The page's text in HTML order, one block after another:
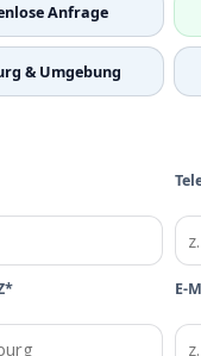
Anfrage
& Umgebung
E-